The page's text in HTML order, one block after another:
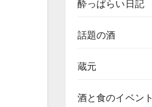
酔っぱらい日記
話題の酒
蔵元
酒と食のイベント